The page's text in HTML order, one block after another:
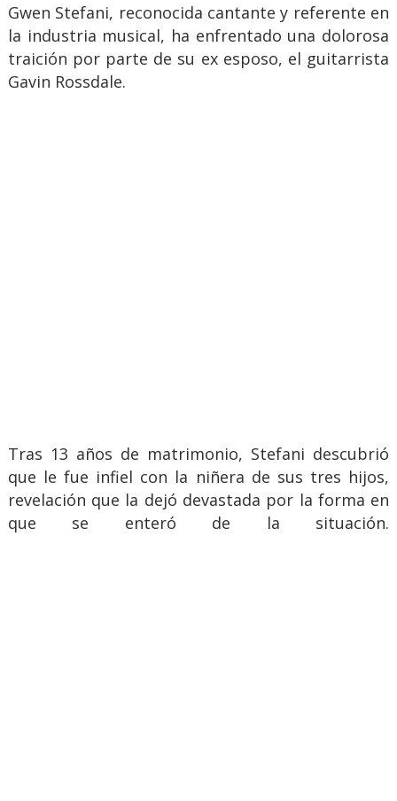
Gwen Stefani, reconocida cantante y referente en
la industria musical, ha enfrentado una dolorosa
traición por parte de su ex esposo, el guitarrista
Gavin Rossdale.
Tras 13 años de matrimonio, Stefani descubrió
que le fue infiel con la niñera de sus tres hijos,
revelación que la dejó devastada por la forma en
que se enteró de la situación.